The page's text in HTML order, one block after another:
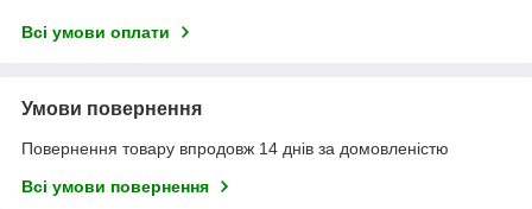
Всі умови оплати
Умови повернення
Повернення товару впродовж 14 днів за домовленістю
Всі умови повернення